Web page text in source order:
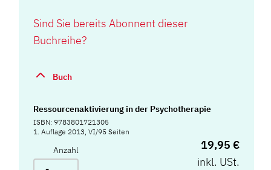
Sind Sie bereits Abonnent dieser
Buchreihe?
Buch
Ressourcenaktivierung in der Psychotherapie
ISBN: 9783801721305
1. Auflage 2013, VI/95 Seiten
Anzahl
19,95 €
inkl. USt.